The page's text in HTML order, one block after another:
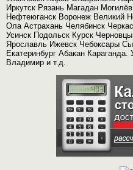
Иркутск Рязань Магадан
Нефтеюганск Воронеж Великий
Ола Астрахань Челябинск
Усинск Подольск Курск
Ярославль Ижевск Чебоксары
Екатеринбург Абакан
Владимир и т.д.